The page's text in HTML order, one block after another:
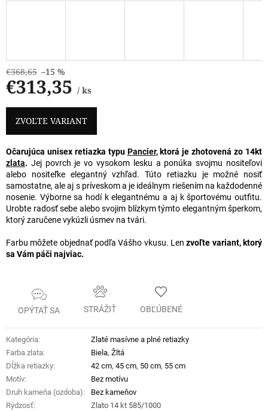
€368,65 –15 %
€313,35 / ks
Jednotková
cena:
ZVOĽTE VARIANT
Očarujúca unisex retiazka typu Pancier, ktorá je zhotovená zo 14kt
zlata. Jej povrch je vo vysokom lesku a ponúka svojmu nositeľovi
alebo nositeľke elegantný vzhľad. Túto retiazku je možné nosiť
samostatne, ale aj s príveskom a je ideálnym riešením na každodenné
nosenie. Výborne sa hodí k elegantnému a aj k športovému outfitu.
Urobte radosť sebe alebo svojim blízkym týmto elegantným šperkom,
ktorý zaručene vykúzli úsmev na tvári.
Farbu môžete objednať podľa Vášho vkusu. Lenzvoľte variant, ktorý
sa Vám páči najviac.
OPÝTAŤ SA STRÁŽIŤ OBĽÚBENÉ
Kategória:
Zlaté masívne a plné retiazky
Farba zlata: Biela, Žltá
Dĺžka retiazky: 42 cm, 45 cm, 50 cm, 55 cm
Motív:
Bez motívu
Druh kameňa (ozdoba):
Bez kameňov
Rýdzosť:
Zlato 14 kt 585/1000